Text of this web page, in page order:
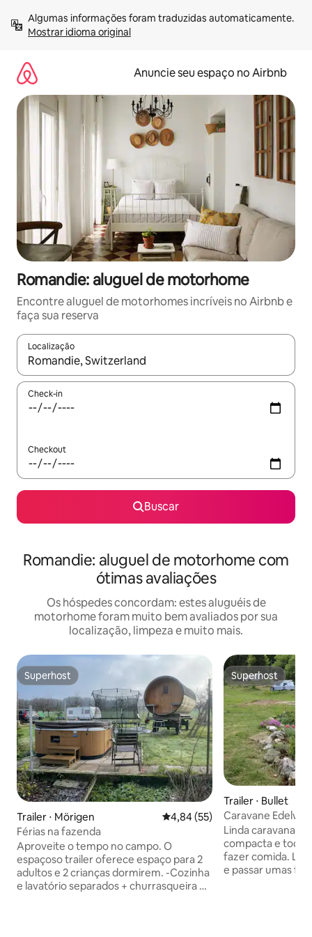
para
Mostrar idioma original
Anuncie seu espaço no Airbnb
Romandie: aluguel de motorhome
Encontre aluguel de motorhomes incríveis no Airbnb e
faça sua reserva
Localização
Quando os resultados estiverem disponíveis, explore-os
Check-in
Checkout
Buscar
Romandie: aluguel de motorhome com
ótimas avaliações
Os hóspedes concordam: estes aluguéis de
motorhome foram muito bem avaliados por sua
localização, limpeza e muito mais.
Superhost
Superhost
Trailer ⋅ Mörigen 4,84 de uma avaliação média
4,84 (55)
Férias na fazenda
Aproveite o tempo no campo. O
espaçoso trailer oferece espaço para 2
adultos e 2 crianças dormirem. -Cozinha
e lavatório separados + churrasqueira e
Superhost
Superhost
Trailer ⋅ Bullet
Caravane
Linda caravana
compacta e todo
fazer comida. Lugar tranquilo para ficar
e passar umas